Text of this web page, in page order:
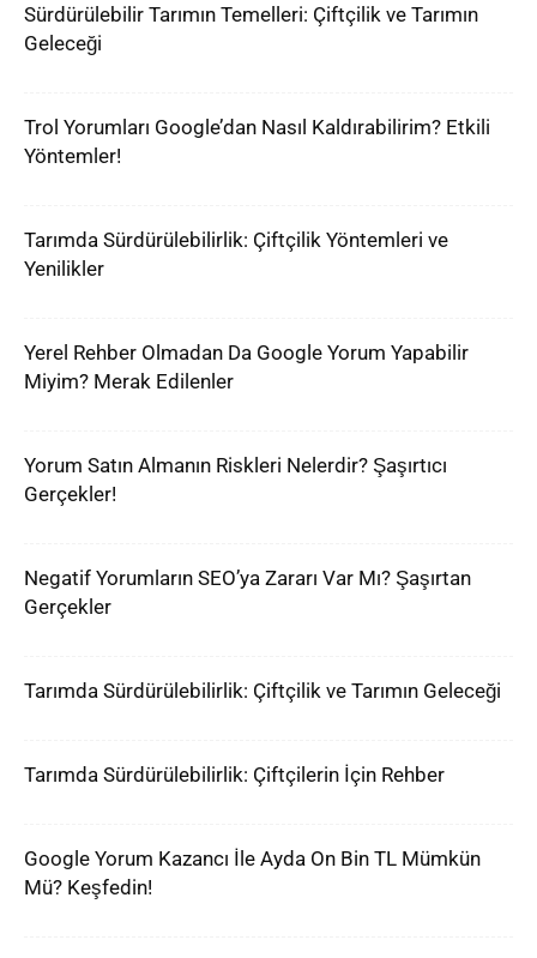
Sürdürülebilir Tarımın Temelleri: Çiftçilik ve Tarımın
Geleceği
Trol Yorumları Google’dan Nasıl Kaldırabilirim? Etkili
Yöntemler!
Tarımda Sürdürülebilirlik: Çiftçilik Yöntemleri ve
Yenilikler
Yerel Rehber Olmadan Da Google Yorum Yapabilir
Miyim? Merak Edilenler
Yorum Satın Almanın Riskleri Nelerdir? Şaşırtıcı
Gerçekler!
Negatif Yorumların SEO’ya Zararı Var Mı? Şaşırtan
Gerçekler
Tarımda Sürdürülebilirlik: Çiftçilik ve Tarımın Geleceği
Tarımda Sürdürülebilirlik: Çiftçilerin İçin Rehber
Google Yorum Kazancı İle Ayda On Bin TL Mümkün
Mü? Keşfedin!